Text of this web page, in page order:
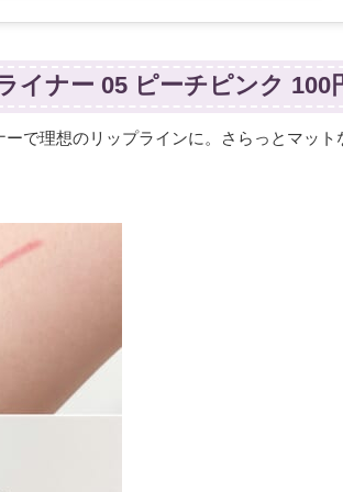
イナー 05 ピーチピンク 100
で理想のリップラインに。さらっとマッ